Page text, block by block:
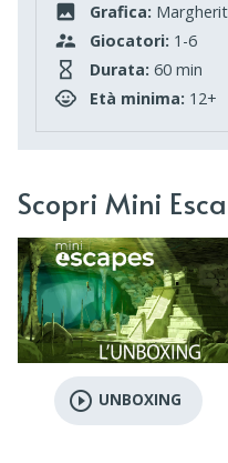
Grafica:
Giocatori: 1-6
Durata: 60 min
Età minima: 12+
Scopri Mini
play_circle_outline UNBOXING